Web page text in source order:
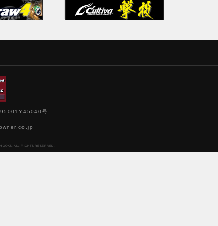
号
ALL RIGHTS RESERVED.